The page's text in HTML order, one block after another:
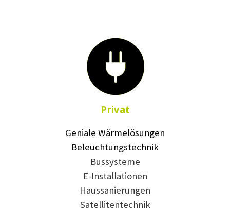
Privat
Geniale Wärmelösungen
Beleuchtungstechnik
Bussysteme
E-Installationen
Haussanierungen
Satellitentechnik